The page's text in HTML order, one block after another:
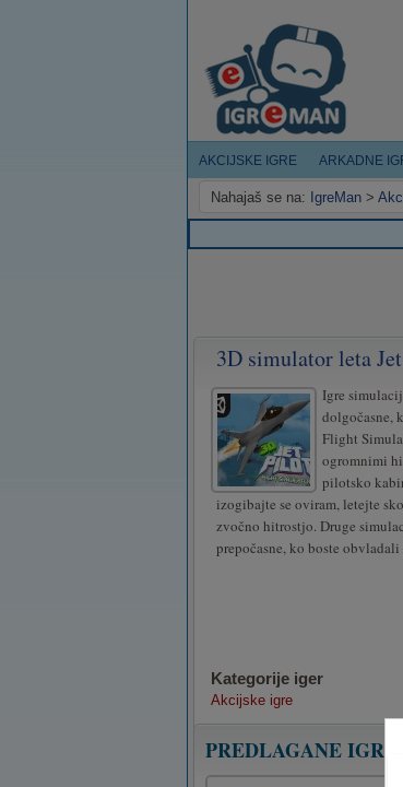
AKCIJSKE IGRE ARKADNE
Nahajaš se na: IgreMan >
3D simulator leta
Igre
dolgočasne,
Flight
ogromnimi
pilotsko
izogibajte se oviram, letejte
zvočno hitrostjo. Druge
prepočasne, ko boste
Kategorije iger
Akcijske igre
PREDLAGANE IGRE